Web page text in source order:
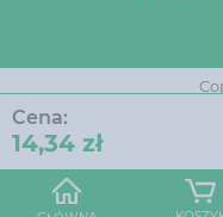
Cena:
14,34 zł